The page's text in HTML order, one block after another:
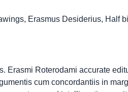
, Erasmus Desiderius, Half
Erasmi Roterodami accurate
cum concordantiis in